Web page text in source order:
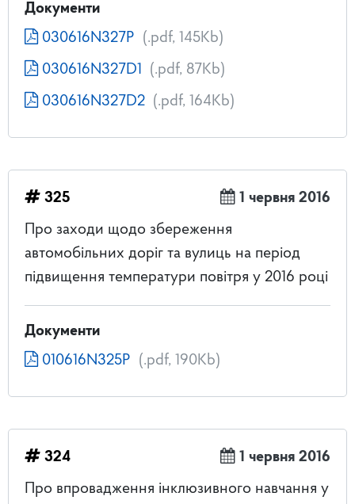
Документи
030616N327P (.pdf, 145Kb)
030616N327D1 (.pdf, 87Kb)
030616N327D2 (.pdf, 164Kb)
325
1 червня 2016
Про заходи щодо збереження
автомобільних доріг та вулиць на період
підвищення температури повітря у 2016 році
Документи
010616N325P (.pdf, 190Kb)
324
1 червня 2016
Про впровадження інклюзивного навчання у